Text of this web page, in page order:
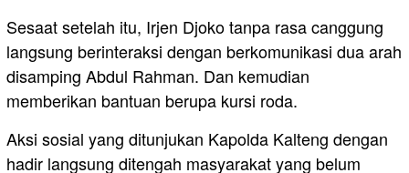
Sesaat setelah itu, Irjen Djoko tanpa rasa canggung
langsung berinteraksi dengan berkomunikasi dua arah
disamping Abdul Rahman. Dan kemudian
memberikan bantuan berupa kursi roda.
Aksi sosial yang ditunjukan Kapolda Kalteng dengan
hadir langsung ditengah masyarakat yang belum